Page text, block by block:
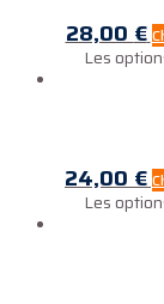
28,00 €
Les
24,00€
Les